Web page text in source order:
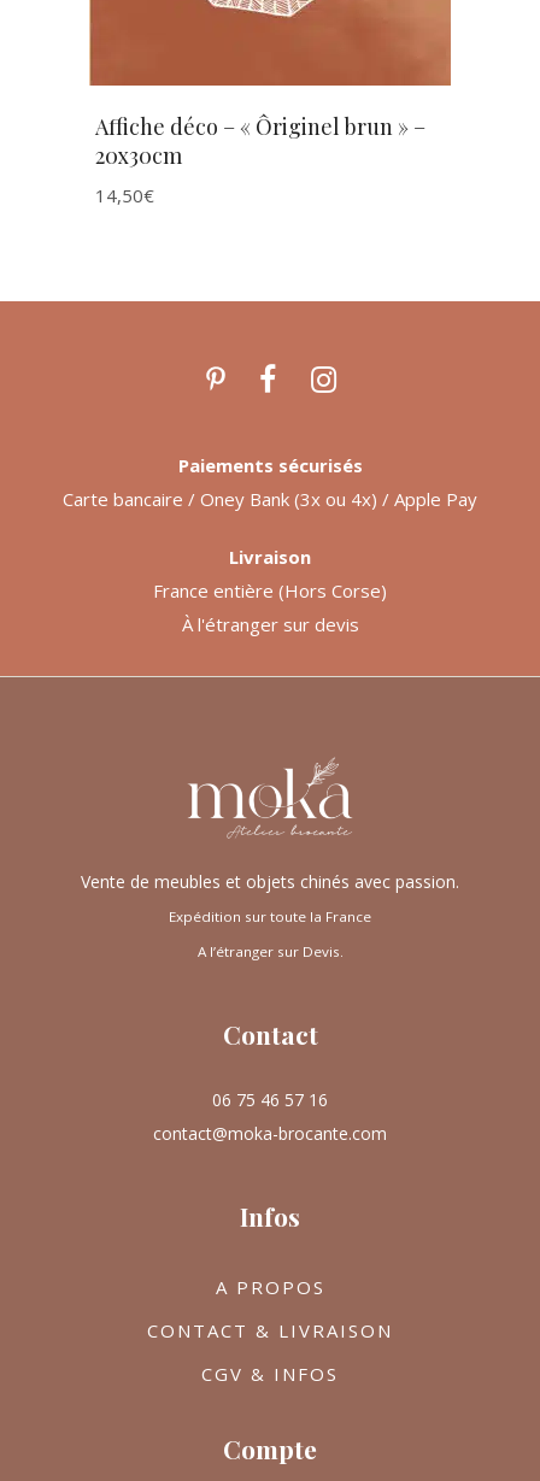
Affiche déco – « Ôriginel brun » –
20x30cm
14,50€
Vente de meubles et objets chinés avec passion.
Expédition sur toute la France
A l’étranger sur Devis.
Contact
06 75 46 57 16
contact@moka-brocante.com
Infos
A PROPOS
CONTACT & LIVRAISON
CGV & INFOS
Compte
Paiements sécurisés
Carte bancaire / Oney Bank (3x ou 4x) / Apple Pay
Livraison
France entière (Hors Corse)
À l'étranger sur devis